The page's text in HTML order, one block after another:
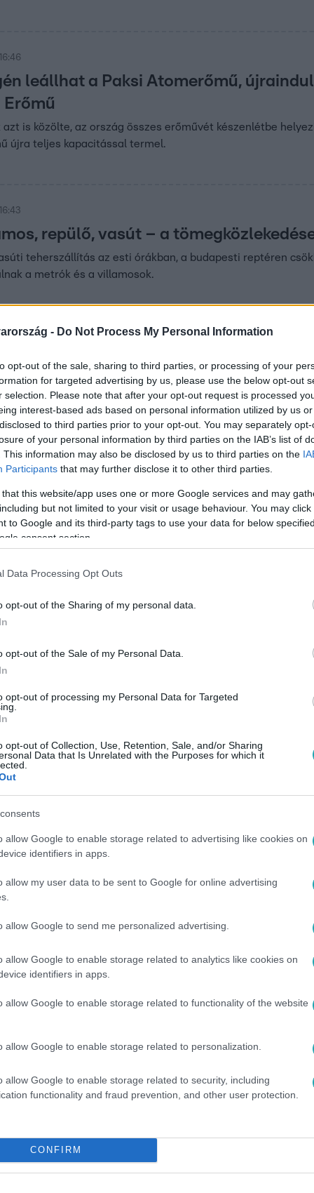
- Do Not Process My Personal Information
opt-out of the sale, sharing to third parties, or processing of your
for targeted advertising by us, please use the below opt-out
selection. Please note that after your opt-out request is processed
interest-based ads based on personal information utilized by us
to third parties prior to your opt-out. You may separately
of your personal information by third parties on the IAB’s list of
This information may also be disclosed by us to third parties on the
Participants that may further disclose it to other third parties.
that this website/app uses one or more Google services and may
but not limited to your visit or usage behaviour. You may
to Google and its third-party tags to use your data for below
consent section.
Data Processing Opt Outs
opt-out of the Sharing of my personal data.
opt-out of the Sale of my Personal Data.
opt-out of processing my Personal Data for Targeted
opt-out of Collection, Use, Retention, Sale, and/or Sharing
Data that Is Unrelated with the Purposes for which it
allow Google to enable storage related to advertising like cookies on
identifiers in apps.
allow my user data to be sent to Google for online advertising
allow Google to send me personalized advertising.
allow Google to enable storage related to analytics like cookies on
identifiers in apps.
allow Google to enable storage related to functionality of the website
allow Google to enable storage related to personalization.
allow Google to enable storage related to security, including
functionality and fraud prevention, and other user protection.
CONFIRM
leállhat a Paksi Atomerőmű,
Erőmű
is közölte, az ország összes erőművét készenlétbe
újra teljes kapacitással termel.
repülő, vasút – a
teherszállítás az esti órákban, a budapesti reptéren
a metrók és a villamosok.
a Combino tetején: órákig táncolt a
le a villamosról
egy férfi egy budapesti Combino tetején. A rendőrök végül
szerint a kormány több mint 15
kérdezte Orbán Viktort, hogy miért kapcsolták ki az
jelentett be a kormány - a
rezsistopot jelentett be: senki nem fizethet többet az
hanem áramszünet: a modern terror
már nem a klasszikus értelemben vett robbanásokról és
és pénzügyi rendszerek – vagyis minden, ami a
szakértő segít megérteni, hogyan változott meg a
mint a múlt ismert támadásai.
ki az áramot az EON az elöntött
le biztonsági okokból az EON az áramot az árvíz
legtöbb helyen elkészültek a gátak, a legnagyobb gond
is beömlik. Esztergomban pedig lakóházakat és
szenes vasaló, elemes zseblámpa, generátor – sokan így
még be az áramot. A lakók már két éve befizették az